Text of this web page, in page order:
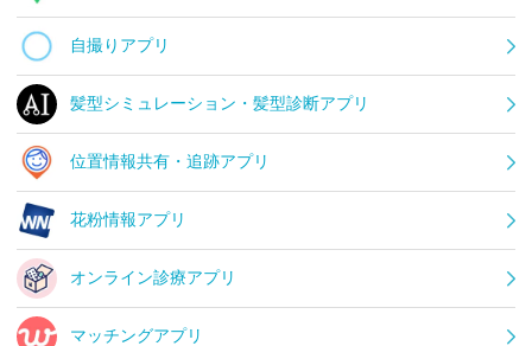
自撮りアプリ
髪型シミュレーション・髪型診断アプリ
位置情報共有・追跡アプリ
花粉情報アプリ
オンライン診療アプリ
マッチングアプリ